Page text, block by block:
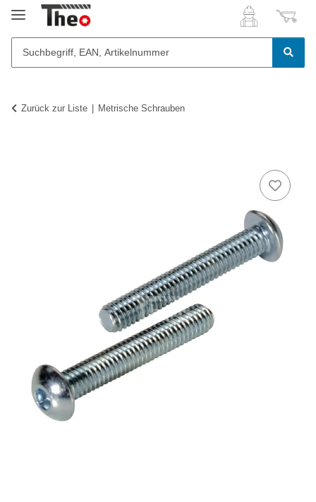
Zurück zur Liste Metrische Schrauben